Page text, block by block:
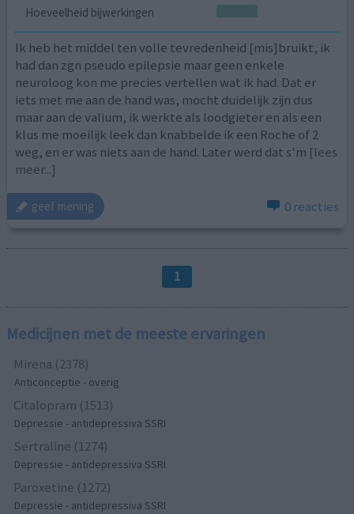
Hoeveelheid bijwerkingen
Ik heb het middel ten volle tevredenheid [mis]bruikt, ik
had dan zgn pseudo epilepsie maar geen enkele
neuroloog kon me precies vertellen wat ik had. Dat er
iets met me aan de hand was, mocht duidelijk zijn dus
maar aan de valium, ik werkte als loodgieter en als een
klus me moeilijk leek dan knabbelde ik een Roche of 2
weg, en er was niets aan de hand. Later werd dat s'm [lees
meer...]
geef mening 0 reacties
1
Medicijnen met de meeste ervaringen
Mirena (2378)
Anticonceptie - overig
Citalopram (1513)
Depressie - antidepressiva SSRI
Sertraline (1274)
Depressie - antidepressiva SSRI
Paroxetine (1272)
Depressie - antidepressiva SSRI